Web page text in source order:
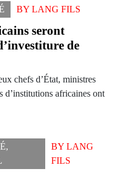
BY LANG FILS
seront
de
chefs d’État, ministres
d’institutions africaines ont
,
BY LANG
FILS